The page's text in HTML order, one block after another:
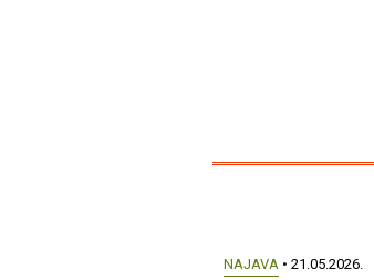
NAJAVA • 21.05.2026.